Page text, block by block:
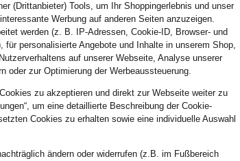
€
(Drittanbieter) Tools, um Ihr Shoppingerlebnis und unser
Werbung auf anderen Seiten anzuzeigen.
werden (z. B. IP-Adressen, Cookie-ID, Browser- und
für personalisierte Angebote und Inhalte in unserem Shop,
auf unserer Webseite, Analyse unserer
oder zur Optimierung der Werbeaussteuerung.
zu akzeptieren und direkt zur Webseite weiter zu
um eine detaillierte Beschreibung der Cookie-
Cookies zu erhalten sowie eine individuelle Auswahl
ändern oder widerrufen (z.B. im Fußbereich